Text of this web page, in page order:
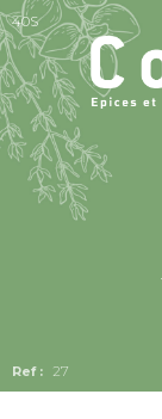
40S
27